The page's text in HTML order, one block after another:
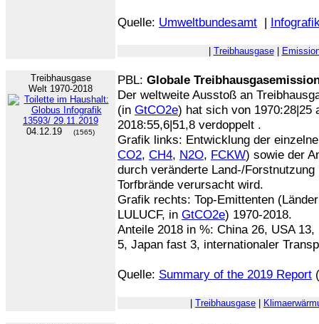
Quelle: Umweltbundesamt |
Treibhausgase|
Treibhausgase
Welt 1970-2018
04.12.19 (1565)
PBL: Globale
Der weltweite Ausstoß an
(in GtCO2e) hat sich von 1970:28|25
2018:55,6|51,8 verdoppelt .
Grafik links: Entwicklung der
CO2, CH4, N2O, FCKW) sowie der
durch veränderte Land-/Forstnutzung
Torfbrände verursacht wird.
Grafik rechts: Top-Emittenten
LULUCF, in GtCO2e) 1970-2018.
Anteile 2018 in %: China 26, USA
5, Japan fast 3, internationaler
Quelle: Summary of the 2019 Report
Treibhausgase